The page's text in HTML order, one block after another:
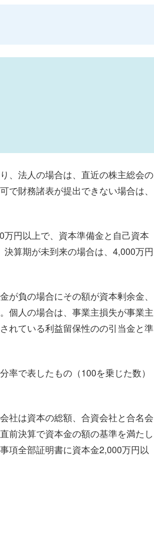
、法人の場合は、直近の株主総会の
財務諸表が提出できない場合は、
円以上で、資本準備金と自己資本
算期が未到来の場合は、4,000万円
が負の場合にその額が資本剰余金、
個人の場合は、事業主損失が事業主
れている利益留保性のの引当金と準
率で表したもの（100を乗じた数）
社は資本の総額、合資会社と合名会
前決算で資本金の額の基準を満たし
項全部証明書に資本金2,000万円以